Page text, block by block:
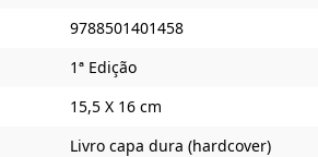
9788501401458
1ª Edição
15,5 X 16 cm
Livro capa dura (hardcover)